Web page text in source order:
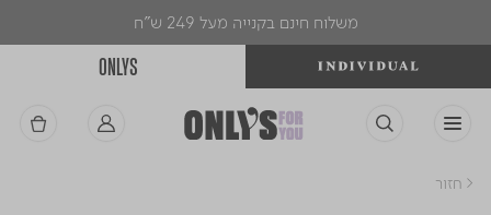
משלוח חינם בקנייה מעל 249 ש"ח
ONLYS
< חזור